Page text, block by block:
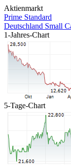
Aktienmarkt
Prime Standard
Deutschland Small
1-Jahres-Chart
5-Tage-Chart